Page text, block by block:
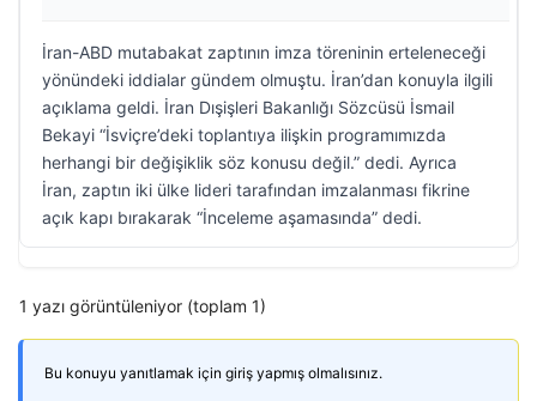
İran-ABD mutabakat zaptının imza töreninin erteleneceği
yönündeki iddialar gündem olmuştu. İran’dan konuyla ilgili
açıklama geldi. İran Dışişleri Bakanlığı Sözcüsü İsmail
Bekayi “İsviçre’deki toplantıya ilişkin programımızda
herhangi bir değişiklik söz konusu değil.” dedi. Ayrıca
İran, zaptın iki ülke lideri tarafından imzalanması fikrine
açık kapı bırakarak “İnceleme aşamasında” dedi.
1 yazı görüntüleniyor (toplam 1)
Bu konuyu yanıtlamak için giriş yapmış olmalısınız.